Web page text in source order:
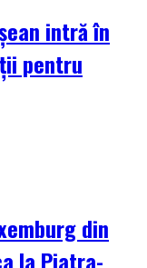
intră în
pentru
din
la Piatra-